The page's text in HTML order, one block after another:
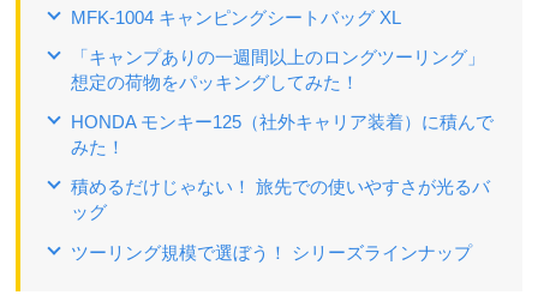
MFK-1004 キャンピングシートバッグ XL
「キャンプありの一週間以上のロングツーリング」
想定の荷物をパッキングしてみた！
HONDA モンキー125（社外キャリア装着）に積んで
みた！
積めるだけじゃない！ 旅先での使いやすさが光るバ
ッグ
ツーリング規模で選ぼう！ シリーズラインナップ